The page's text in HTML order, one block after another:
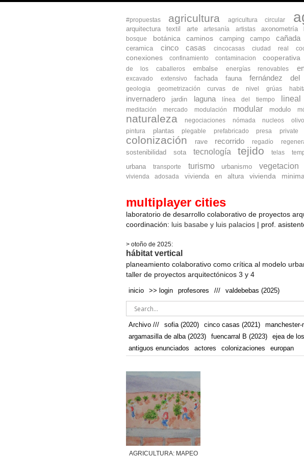
#propuestas agricultura agricultura circular
arquitectura textil arte artesanía artistas axonometría
bosque botánica caminos camping campo cañada
ceramica cinco casas cincocasas ciudad real
conexiones confinamiento contaminacion cooperativa
de los caballeros
embalse energías renovables
excavado extensivo fachada fauna fernández
geologia geometrización curvas de nivel grúas
invernadero jardin laguna línea del tiempo lineal
meditación mercado modulación modular modulo
naturaleza negociaciones nómada nucleos
pintura plantas plegable prefabricado presa private
colonización
rave recorrido regadío
sostenibilidad sota tecnología tejido telas
urbana
transporte turismo urbanismo vegetacion
vivienda adosada vivienda en altura vivienda minima
multiplayer cities
laboratorio de desarrollo colaborativo de proyectos
coordinación: luis basabe y luis palacios | prof.
> otoño de 2025:
hábitat vertical
planeamiento colaborativo como crítica al modelo
taller de proyectos arquitectónicos 3 y 4
inicio >> login profesores /// valdebebas (2025)
Archivo /// sofia (2020) cinco casas (2021) manchester-
argamasilla de alba (2023)
fuencarral B (2023) ejea de
antiguos enunciados
actores colonizaciones europan
AGRICULTURA: MAPEO